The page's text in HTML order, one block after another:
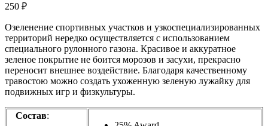
250 ₽
Озеленение спортивных участков и узкоспециализированных
территорий нередко осуществляется с использованием
специального рулонного газона. Красивое и аккуратное
зеленое покрытие не боится морозов и засухи, прекрасно
переносит внешнее воздействие. Благодаря качественному
травостою можно создать ухоженную зеленую лужайку для
подвижных игр и физкультуры.
Состав: